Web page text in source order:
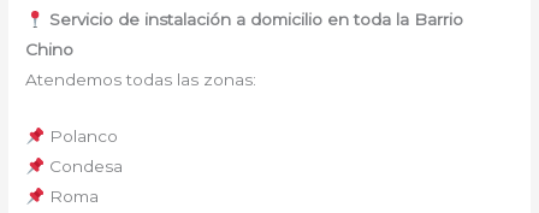
Servicio de instalación a domicilio en toda la Barrio
Chino
Atendemos todas las zonas:
Polanco
Condesa
Roma